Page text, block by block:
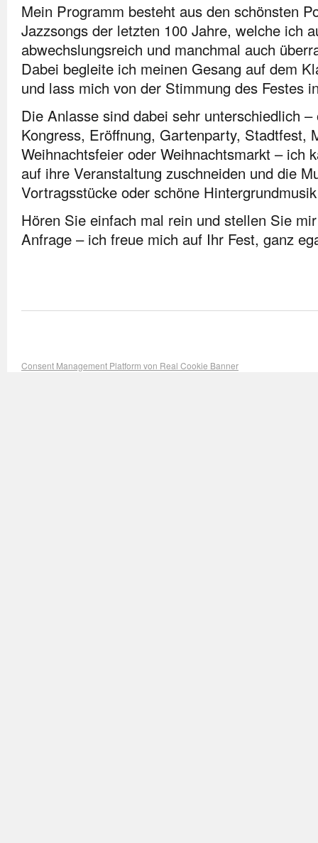
Mein Programm besteht aus den schönsten
Jazzsongs der letzten 100 Jahre, welche ich
abwechslungsreich und manchmal auch
Dabei begleite ich meinen Gesang auf dem
und lass mich von der Stimmung des Festes
Die Anlasse sind dabei sehr unterschiedlich
Kongress, Eröffnung, Gartenparty, Stadtfest,
Weihnachtsfeier oder Weihnachtsmarkt – ich
auf ihre Veranstaltung zuschneiden und die
Vortragsstücke oder schöne
Hören Sie einfach mal rein und stellen Sie
Anfrage – ich freue mich auf Ihr Fest, ganz
Consent Management Platform von Real Cookie Banner